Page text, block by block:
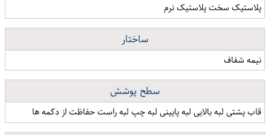
پلاستیک سخت پلاستیک نرم
ساختار
نیمه شفاف
سطح پوشش
قاب پشتی لبه بالایی لبه پایینی لبه چپ لبه راست حفاظت از دکمه ها